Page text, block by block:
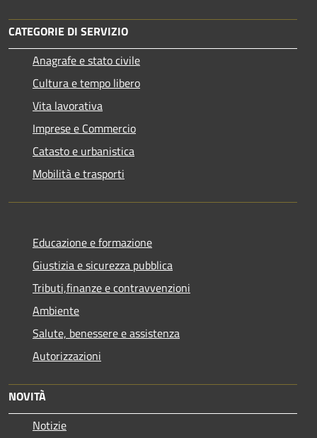
CATEGORIE DI SERVIZIO
Anagrafe e stato civile
Cultura e tempo libero
Vita lavorativa
Imprese e Commercio
Catasto e urbanistica
Mobilità e trasporti
Educazione e formazione
Giustizia e sicurezza pubblica
Tributi,finanze e contravvenzioni
Ambiente
Salute, benessere e assistenza
Autorizzazioni
NOVITÀ
Notizie